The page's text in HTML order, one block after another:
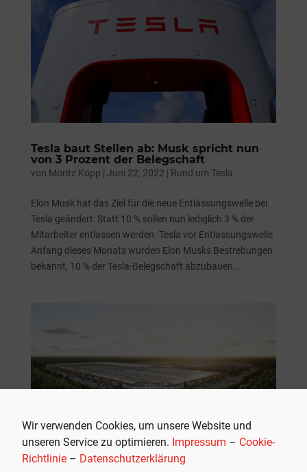
Wir verwenden Cookies, um unsere Website und
unseren Service zu optimieren. Impressum – Cookie-
Richtlinie – Datenschutzerklärung
Tesla baut Stellen ab: Musk spricht nun
von 3 Prozent der Belegschaft
von Moritz Kopp | Juni 22, 2022 | Rund um Tesla
Elon Musk hat das Ziel für die neue Entlassungswelle bei
Tesla geändert: Statt 10 % sollen nun lediglich 3 % der
Mitarbeiter entlassen werden. Tesla vor Entlassungswelle
Anfang dieses Monats wurden Elon Musks Bestrebungen
bekannt, 10 % der Tesla-Belegschaft abzubauen...
Der Tesla-Wochenrückblick: